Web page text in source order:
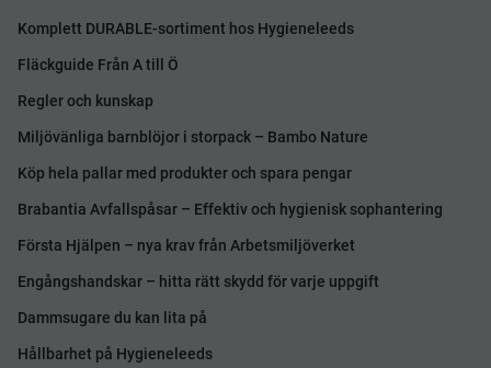
Komplett DURABLE-sortiment hos Hygieneleeds
Fläckguide Från A till Ö
Regler och kunskap
Miljövänliga barnblöjor i storpack – Bambo Nature
Köp hela pallar med produkter och spara pengar
Brabantia Avfallspåsar – Effektiv och hygienisk sophantering
Första Hjälpen – nya krav från Arbetsmiljöverket
Engångshandskar – hitta rätt skydd för varje uppgift
Dammsugare du kan lita på
Hållbarhet på Hygieneleeds